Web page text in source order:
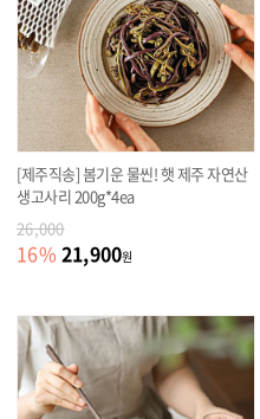
[제주직송] 봄기운 물씬! 햇 제주 자연산
생고사리 200g*4ea
26,000
16% 21,900원